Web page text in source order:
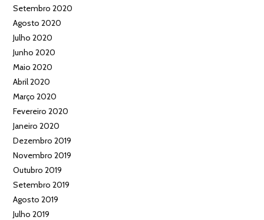
Setembro 2020
Agosto 2020
Julho 2020
Junho 2020
Maio 2020
Abril 2020
Março 2020
Fevereiro 2020
Janeiro 2020
Dezembro 2019
Novembro 2019
Outubro 2019
Setembro 2019
Agosto 2019
Julho 2019